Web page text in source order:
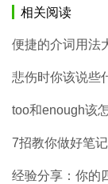
相关阅读
便捷的介词用法
悲伤时你该说些
too和enough该
7招教你做好笔记
经验分享：你的